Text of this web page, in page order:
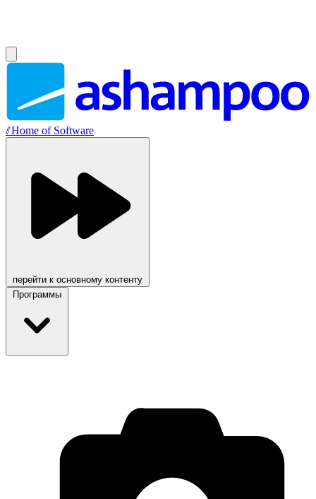
//Home of Software
перейти к основному контенту
Программы